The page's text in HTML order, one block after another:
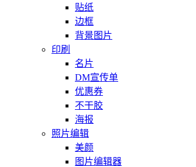
贴纸
边框
背景图片
印刷
名片
DM宣传单
优惠券
不干胶
海报
照片编辑
美颜
图片编辑器